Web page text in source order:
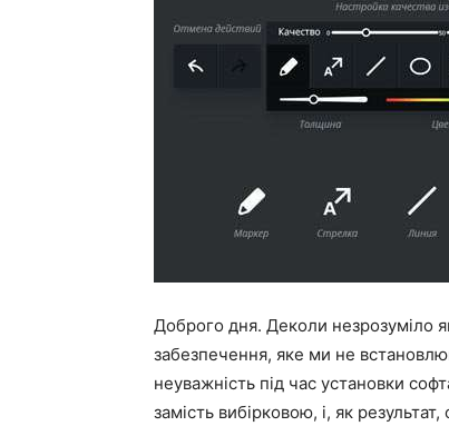
Доброго дня. Деколи незрозуміло
забезпечення, яке ми не
неуважність під час установки
замість вибірковою, і, як